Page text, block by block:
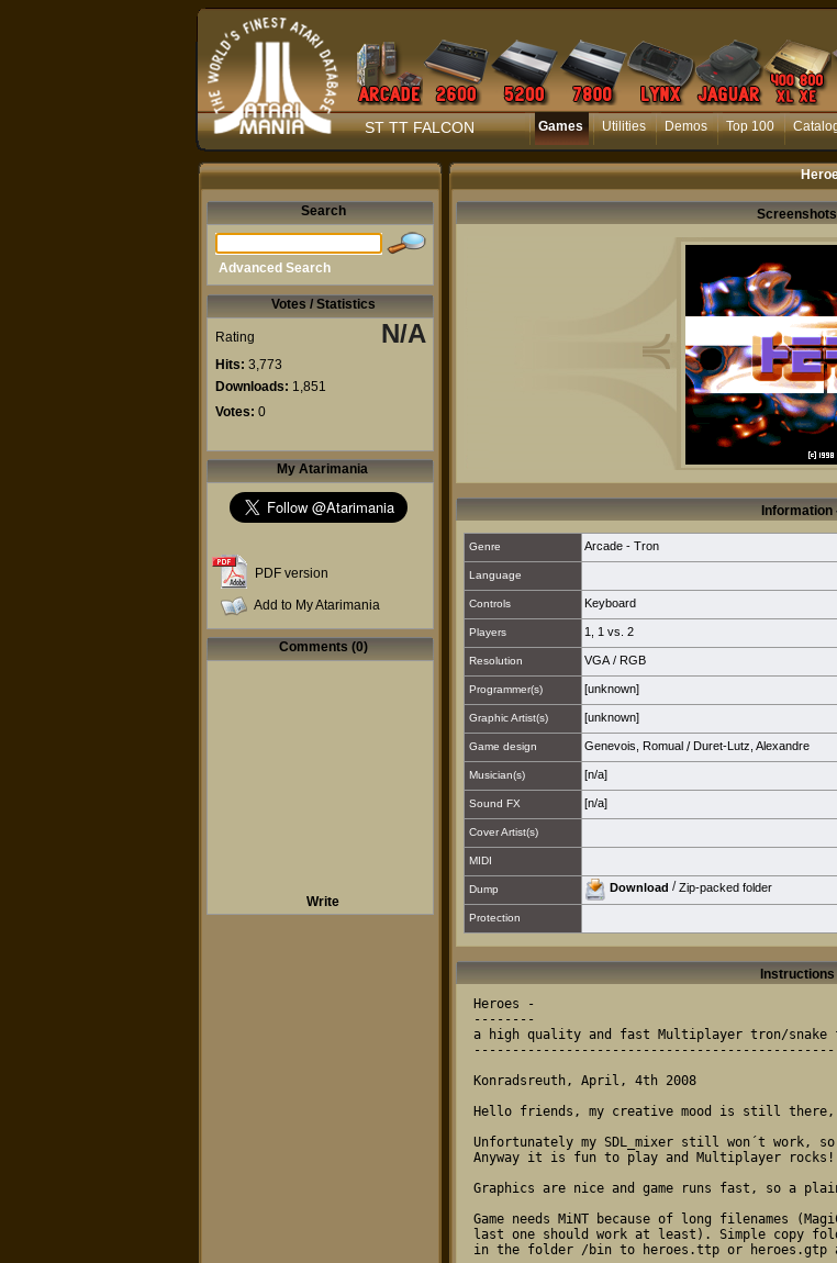
ST TT FALCON Games Utilities Demos Top 100
Search
Advanced Search
Votes / Statistics
Rating N/A
Hits: 3,773
Downloads: 1,851
Votes: 0
My Atarimania
PDF version
Add to My Atarimania
Comments (0)
Write
Genre Arcade - Tron
Language
Controls Keyboard
Players 1 1 vs. 2
Resolution VGA / RGB
Programmer(s) [unknown]
Graphic Artist(s) [unknown]
Game design Genevois, Romual / Duret-Lutz, Alexandre
Musician(s) [n/a]
Sound FX [n/a]
Cover Artist(s)
MIDI
Dump Download /Zip-packed folder
Protection
Heroes -
--------
a high quality and fast Multiplayer tron/snake
Konradsreuth, April, 4th 2008
Hello friends, my creative mood is still
Unfortunately my SDL_mixer still won´t work,
Anyway it is fun to play and Multiplayer rocks!
Graphics are nice and game runs fast, so a
Game needs MiNT because of long filenames
last one should work at least). Simple copy
in the folder /bin to heroes.ttp or